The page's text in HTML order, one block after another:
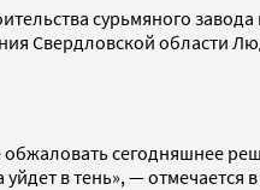
сурьмяного
Свердловской области
сегодняшнее
в тень», — отмечается в